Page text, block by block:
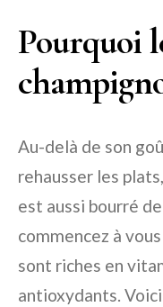
Pourquoi
Au-delà de son
rehausser les
est aussi bourré
commencez à
sont riches en
antioxydants.